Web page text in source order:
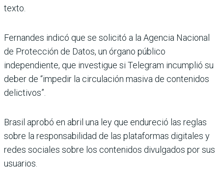
texto.
Fernandes indicó que se solicitó a la Agencia Nacional
de Protección de Datos, un órgano público
independiente, que investigue si Telegram incumplió su
deber de “impedir la circulación masiva de contenidos
delictivos”.
Brasil aprobó en abril una ley que endureció las reglas
sobre la responsabilidad de las plataformas digitales y
redes sociales sobre los contenidos divulgados por sus
usuarios.